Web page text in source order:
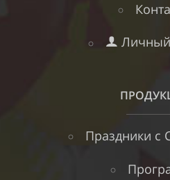
Праздники с